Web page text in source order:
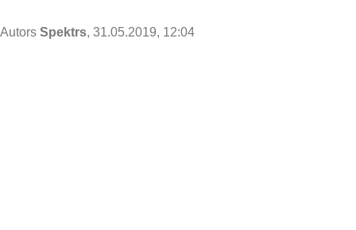
Autors Spektrs, 31.05.2019, 12:04